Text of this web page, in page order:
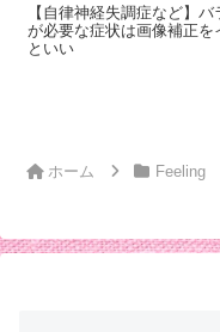
【自律神経失調症など】
が必要な症状は画像補正を
といい
ホーム Feeling